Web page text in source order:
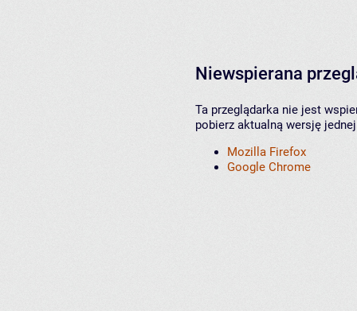
Niewspierana
Ta przeglądarka nie jest
pobierz aktualną wersję
Mozilla Firefox
Google Chrome